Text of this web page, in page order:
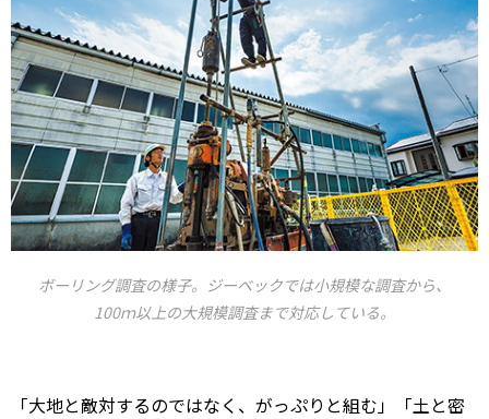
ボーリング調査の様子。ジーベックでは小規模な調査から、
100ｍ以上の大規模調査まで対応している。
「大地と敵対するのではなく、がっぷりと組む」「土と密